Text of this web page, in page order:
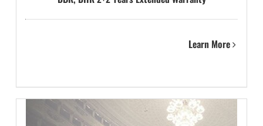
Learn More